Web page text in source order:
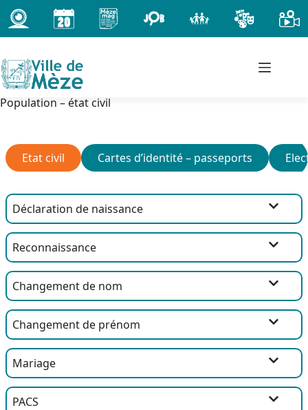
Passer
au
contenu
Population – état civil
Etat civil Cartes d’identité – passeports
Déclaration de naissance
Reconnaissance
Changement de nom
Changement de prénom
Mariage
PACS